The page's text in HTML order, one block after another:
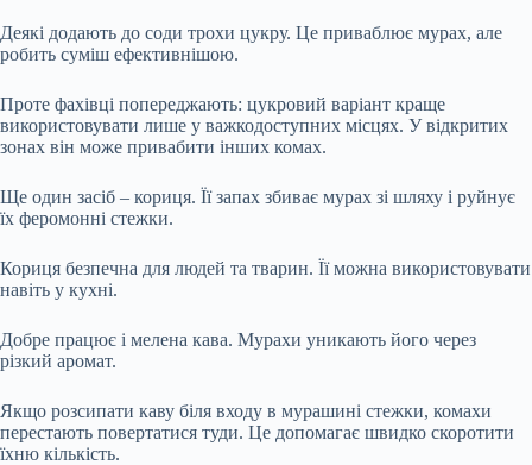
Деякі додають до соди трохи цукру. Це приваблює мурах, але
робить суміш ефективнішою.
Проте фахівці попереджають: цукровий варіант краще
використовувати лише у важкодоступних місцях. У відкритих
зонах він може привабити інших комах.
Ще один засіб – кориця. Її запах збиває мурах зі шляху і руйнує
їх феромонні стежки.
Кориця безпечна для людей та тварин. Її можна використовувати
навіть у кухні.
Добре працює і мелена кава. Мурахи уникають його через
різкий аромат.
Якщо розсипати каву біля входу в мурашині стежки, комахи
перестають повертатися туди. Це допомагає швидко скоротити
їхню кількість.